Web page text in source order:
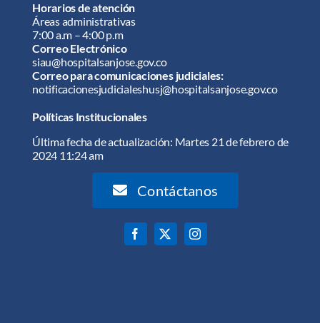
Horarios de atención
Áreas administrativas
7:00 a.m – 4:00 p.m
Correo Electrónico
siau@hospitalsanjose.gov.co
Correo para comunicaciones judiciales:
notificacionesjudicialeshusj@hospitalsanjose.gov.co
Políticas Institucionales
Última fecha de actualización: Martes 21 de febrero de
2024 11:24 am
Contáctanos